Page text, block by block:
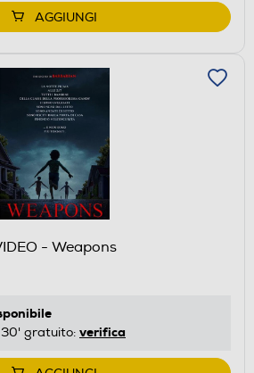
AGGIUNGI
- Weapons
30' gratuito: verifica